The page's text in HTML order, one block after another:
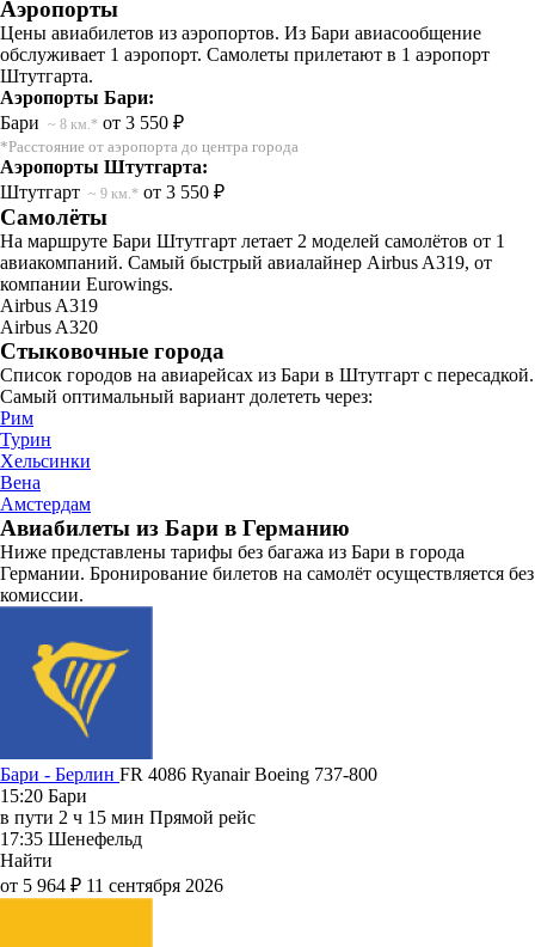
Аэропорты
Цены авиабилетов из аэропортов. Из Бари авиасообщение
обслуживает 1 аэропорт. Самолеты прилетают в 1 аэропорт
Штутгарта.
Аэропорты Бари:
Бари ~ 8 км.* от 3 550 ₽
*Расстояние от аэропорта до центра города
Аэропорты Штутгарта:
Штутгарт ~ 9 км.* от 3 550 ₽
Самолёты
На маршруте Бари Штутгарт летает 2 моделей самолётов от 1
авиакомпаний. Самый быстрый авиалайнер Airbus A319, от
компании Eurowings.
Airbus A319
Airbus A320
Стыковочные города
Список городов на авиарейсах из Бари в Штутгарт с пересадкой.
Самый оптимальный вариант долететь через:
Рим
Турин
Хельсинки
Вена
Амстердам
Авиабилеты из Бари в Германию
Ниже представлены тарифы без багажа из Бари в города
Германии. Бронирование билетов на самолёт осуществляется без
комиссии.
Бари - Берлин FR 4086 RyanairBoeing 737-800
15:20 Бари
в пути 2 ч 15 мин Прямой рейс
17:35 Шенефельд
Найти
от 5 964 ₽ 11 сентября 2026